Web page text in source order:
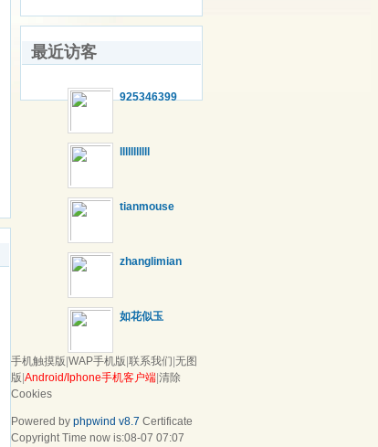
最近访客
925346399
lllllllllll
tianmouse
zhanglimian
如花似玉
手机触摸版|WAP手机版|联系我们|无图
版|Android/Iphone手机客户端|清除
Cookies
Powered by phpwind v8.7 Certificate
Copyright Time now is:08-07 07:07